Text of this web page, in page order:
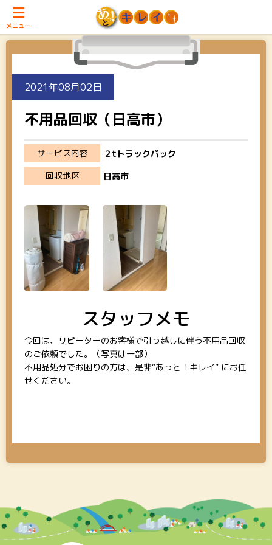
メニュー
不用品回収（日高市）
2021年08月02日
サービス内容
２tトラックパック
回収地区
日高市
スタッフメモ
今回は、リピーターのお客様で引っ越しに伴う不用品回収
のご依頼でした。（写真は一部）
不用品処分でお困りの方は、是非“あっと！キレイ” にお任
せください。